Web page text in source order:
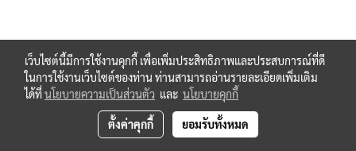
เว็บไซต์นี้มีการใช้งานคุกกี้ เพื่อเพิ่มประสิทธิภาพและประสบการณ์ที่ดี
ในการใช้งานเว็บไซต์ของท่าน ท่านสามารถอ่านรายละเอียดเพิ่มเติม
ได้ที่นโยบายความเป็นส่วนตัว และ นโยบายคุกกี้
ตั้งค่าคุกกี้ ยอมรับทั้งหมด